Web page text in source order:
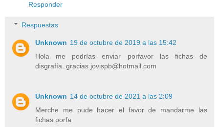
Responder
Respuestas
Unknown 19 de octubre de 2019 a las 15:42
Hola me podrías enviar porfavor las fichas de
disgrafía..gracias jovispb@hotmail.com
Unknown 14 de octubre de 2021 a las 2:09
Merche me pude hacer el favor de mandarme las
fichas porfa